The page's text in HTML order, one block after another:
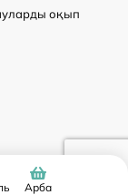
оқып
Арба